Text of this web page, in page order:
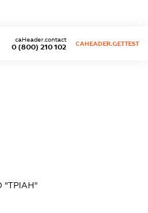
0 (800) 210 102
caHeader.contact
CAHEADER.GETTEST